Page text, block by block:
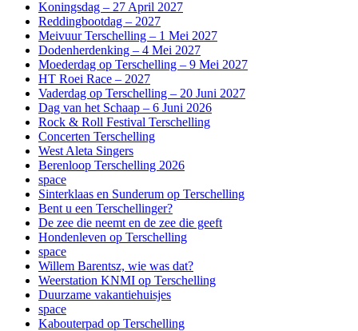
Koningsdag – 27 April 2027
Reddingbootdag – 2027
Meivuur Terschelling – 1 Mei 2027
Dodenherdenking – 4 Mei 2027
Moederdag op Terschelling – 9 Mei 2027
HT Roei Race – 2027
Vaderdag op Terschelling – 20 Juni 2027
Dag van het Schaap – 6 Juni 2026
Rock & Roll Festival Terschelling
Concerten Terschelling
West Aleta Singers
Berenloop Terschelling 2026
space
Sinterklaas en Sunderum op Terschelling
Bent u een Terschellinger?
De zee die neemt en de zee die geeft
Hondenleven op Terschelling
space
Willem Barentsz, wie was dat?
Weerstation KNMI op Terschelling
Duurzame vakantiehuisjes
space
Kabouterpad op Terschelling